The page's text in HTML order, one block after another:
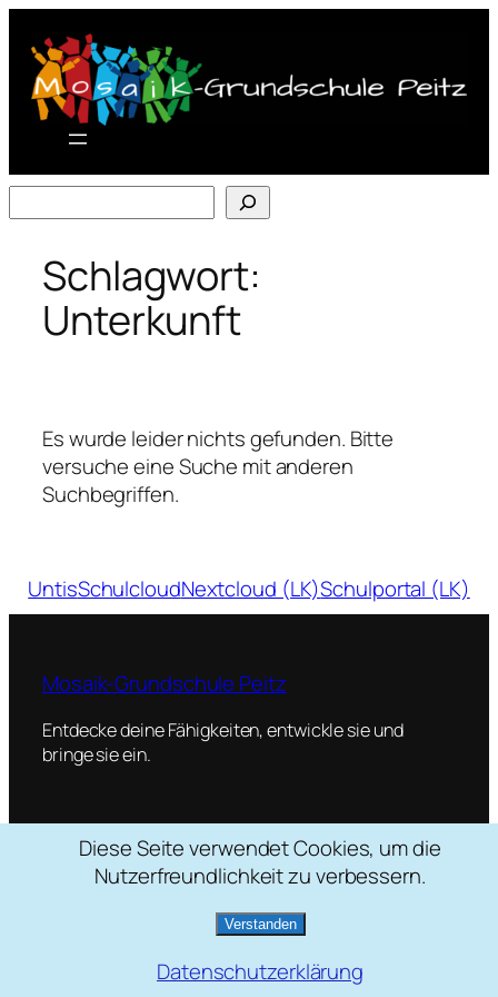
Inhalt
springen
Schlagwort:
Unterkunft
Es wurde leider nichts gefunden. Bitte
versuche eine Suche mit anderen
Suchbegriffen.
UntisSchulcloudNextcloud (LK)Schulportal (LK)
Mosaik-Grundschule Peitz
Entdecke deine Fähigkeiten, entwickle sie und
bringe sie ein.
Schulstraße 2, 03185 Peitz
035601 / 22088
mosaik[at]grundschule-peitz.de
Diese Seite verwendet Cookies, um die
Nutzerfreundlichkeit zu verbessern.
Verstanden
Datenschutzerklärung